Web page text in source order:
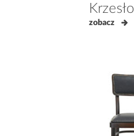
Krzesło
zobacz